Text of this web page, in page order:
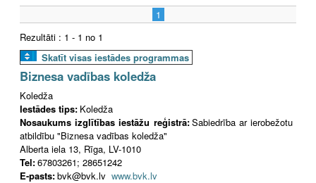
1
Rezultāti : 1 - 1 no 1
Skatīt visas iestādes programmas
Biznesa vadības koledža
Koledža
Iestādes tips: Koledža
Nosaukums izglītības iestāžu reģistrā:Sabiedrība ar ierobežotu
atbildību "Biznesa vadības koledža"
Alberta iela 13, Rīga, LV-1010
Tel:67803261; 28651242
E-pasts:bvk@bvk.lv www.bvk.lv